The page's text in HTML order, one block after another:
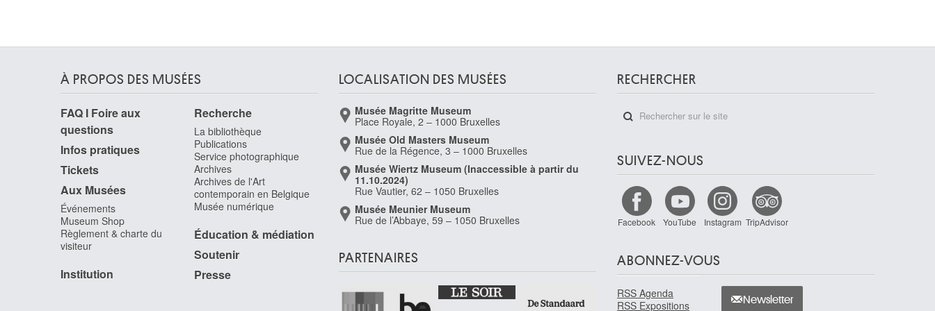
Anvers 1786 - Saint-Josse-ten-Noode / Bruxelles
1871
Boom 1936
van Brekelenkam Quiringh Gerritsz.
Zwammerdam / Alphen aan den Rijn (Pays-Bas)
? 1622/30 - Leyde (Pays-Bas) 1669/79
Van Bronckhorst Jan Gerritsz.
Utrecht (Pays-Bas) 1603 - Amsterdam (Pays-Bas)
van Brussel Hermanus
Haarlem (Pays-Bas) 1763 - Utrecht (Pays-Bas)
À PROPOS DES MUSÉES
FAQ I Foire aux
questions
Infos pratiques
Tickets
Aux Musées
Événements
Museum Shop
Règlement & charte du
visiteur
Institution
Recherche
La bibliothèque
Publications
Service photographique
Archives
Archives de l'Art
contemporain en Belgique
Musée numérique
Éducation & médiation
Soutenir
Presse
LOCALISATION DES MUSÉES
Musée Magritte Museum
Place Royale, 2 – 1000 Bruxelles
Musée Old Masters Museum
Rue de la Régence, 3 – 1000 Bruxelles
Musée Wiertz Museum (Inaccessible à partir du
11.10.2024)
Rue Vautier, 62 – 1050 Bruxelles
Musée Meunier Museum
Rue de l’Abbaye, 59 – 1050 Bruxelles
PARTENAIRES
RECHERCHER
SUIVEZ-NOUS
Facebook YouTube Instagram TripAdvisor
ABONNEZ-VOUS
RSS Agenda
RSS Expositions
Newsletter